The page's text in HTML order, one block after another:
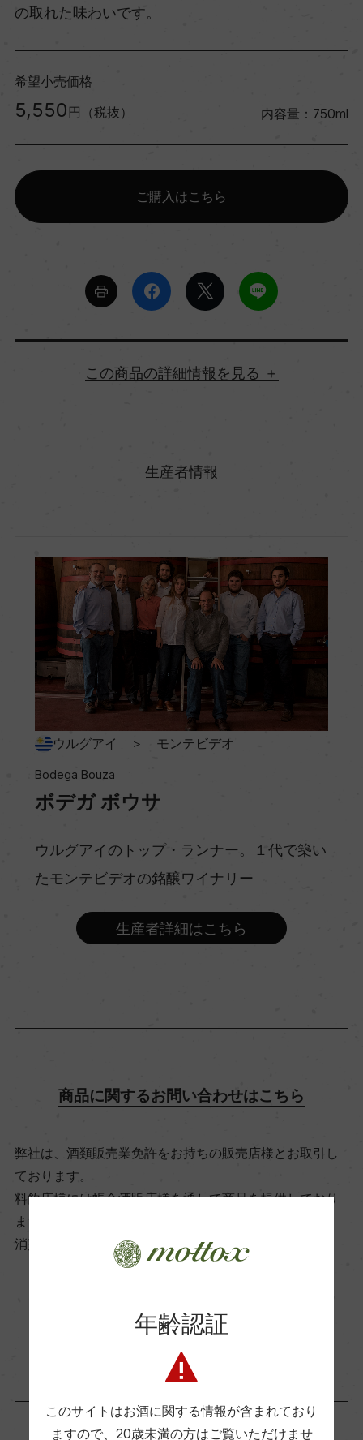
の取れた味わいです。
希望小売価格
5,550 円（税抜） 内容量：750ml
ご購入はこちら
詳細情報
村名
スティルワイン
味わい
フルボディ
品種（原材料）
飲み頃温度
ビオ情報・認証機関
サステナブル農法
海外ワイン専門誌評価歴
生産者情報
ウルグアイ ＞ モンテビデオ
Bodega Bouza
ボデガ ボウサ
ウルグアイのトップ・ランナー。１代で築い
たモンテビデオの銘醸ワイナリー
生産者詳細はこちら
商品に関するお問い合わせはこちら
弊社は、酒類販売業免許をお持ちの販売店様とお取引し
ております。
料飲店様には帳合酒販店様を通して商品を提供しており
ます。
消費者様には酒販店様の紹介をしております
お取り寄せ可能店一覧はこちら
年齢認証
このサイトはお酒に関する情報が含まれており
ますので、 20歳未満の方はご覧いただけませ